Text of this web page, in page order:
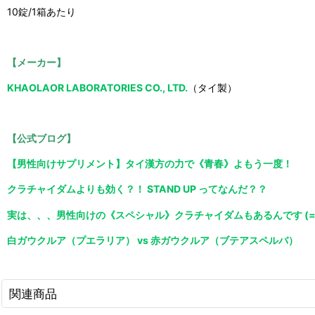
10錠/1箱あたり
【メーカー】
KHAOLAOR LABORATORIES CO., LTD. （タイ製）
【公式ブログ】
【男性向けサプリメント】タイ漢方の力で《青春》よもう一度！
クラチャイダムよりも効く？！ STAND UP ってなんだ？？
実は、、、男性向けの《スペシャル》クラチャイダムもあるんです
白ガウクルア（プエラリア） vs 赤ガウクルア（ブテアスペルバ）
関連商品